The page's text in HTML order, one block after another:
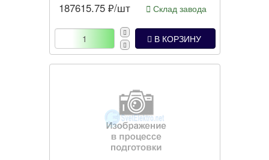
187615.75 ₽/шт Склад завода
В КОРЗИНУ